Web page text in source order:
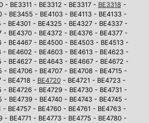
- BE3311 - BE3312 - BE3317 - BE3318-
- BE3455 - BE4103 - BE4113 - BE4133 -
- BE4301 - BE4325 - BE4327 - BE4337 -
- BE4370 - BE4372 - BE4376 - BE4377 -
- BE4467 - BE4500 - BE4503 - BE4513 -
- BE4602 - BE4603 - BE4613 - BE4623 -
BE4627 - BE4643 - BE4667 - BE4672 -
- BE4706 - BE4707 - BE4708 - BE4715 -
- BE4718 - BE4720- BE4721 - BE4723 -
- BE4726 - BE4729 - BE4730 - BE4731 -
- BE4739 - BE4740 - BE4743 - BE4745 -
- BE4757 - BE4760 - BE4761 - BE4763 -
- BE4771 - BE4773 - BE4775 - BE4780 -